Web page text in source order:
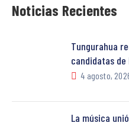
Noticias Recientes
Tungurahua
candidatas de
4 agosto,
La música